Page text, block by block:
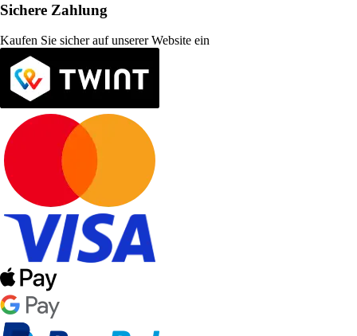
Sichere Zahlung
Kaufen Sie sicher auf unserer Website ein